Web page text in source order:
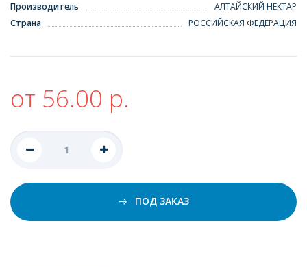
Производитель
АЛТАЙСКИЙ НЕКТАР
Страна
РОССИЙСКАЯ ФЕДЕРАЦИЯ
от 56.00 р.
ПОД ЗАКАЗ